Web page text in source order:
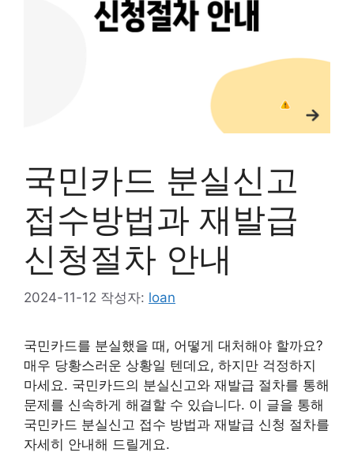
국민카드 분실신고
접수방법과 재발급
신청절차 안내
2024-11-12 작성자: loan
국민카드를 분실했을 때, 어떻게 대처해야 할까요?
매우 당황스러운 상황일 텐데요, 하지만 걱정하지
마세요. 국민카드의 분실신고와 재발급 절차를 통해
문제를 신속하게 해결할 수 있습니다. 이 글을 통해
국민카드 분실신고 접수 방법과 재발급 신청 절차를
자세히 안내해 드릴게요.